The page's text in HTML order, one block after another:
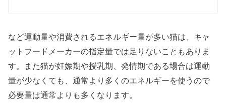
など運動量や消費されるエネルギー量が多い猫は、キャ
ットフードメーカーの指定量では足りないこともありま
す。また猫が妊娠期や授乳期、発情期である場合は運動
量が少なくても、通常より多くのエネルギーを使うので
必要量は通常よりも多くなります。